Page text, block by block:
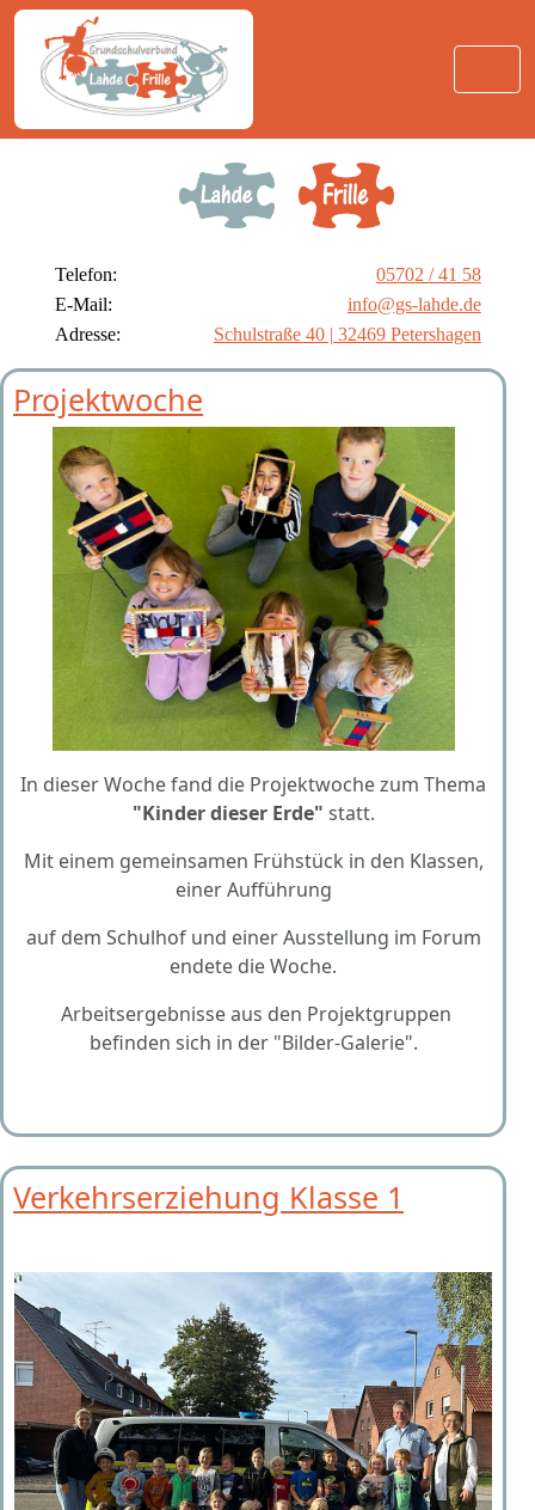
Telefon:
05702 / 41 58
E-Mail:
info@gs-lahde.de
Adresse:
Schulstraße 40 | 32469 Petershagen
Projektwoche
In dieser Woche fand die Projektwoche zum Thema
"Kinder dieser Erde" statt.
Mit einem gemeinsamen Frühstück in den Klassen,
einer Aufführung
auf dem Schulhof und einer Ausstellung im Forum
endete die Woche.
Arbeitsergebnisse aus den Projektgruppen
befinden sich in der "Bilder-Galerie".
Verkehrserziehung Klasse 1